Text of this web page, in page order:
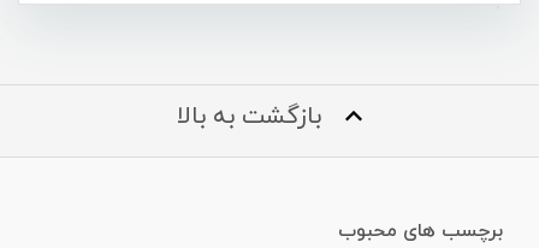
بازگشت به بالا
برچسب های محبوب